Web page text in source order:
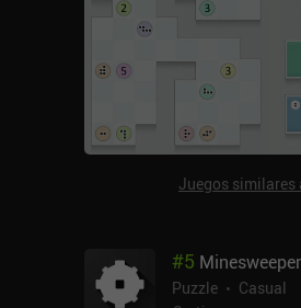
Juegos similares
#5
Puzzle
Casual